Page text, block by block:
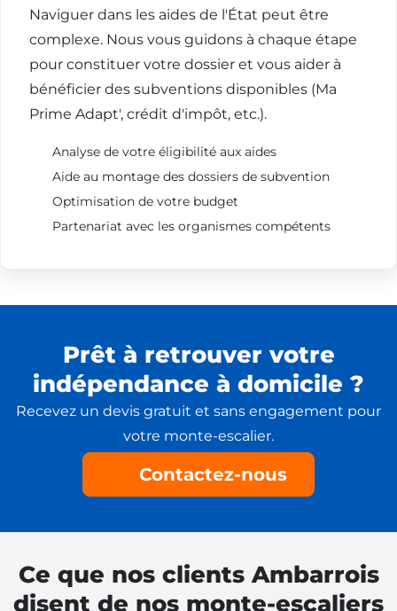
Naviguer dans les aides de l'État peut être
complexe. Nous vous guidons à chaque étape
pour constituer votre dossier et vous aider à
bénéficier des subventions disponibles (Ma
Prime Adapt', crédit d'impôt, etc.).
Analyse de votre éligibilité aux aides
Aide au montage des dossiers de subvention
Optimisation de votre budget
Partenariat avec les organismes compétents
Prêt à retrouver votre
indépendance à domicile ?
Recevez un devis gratuit et sans engagement pour
votre monte-escalier.
Contactez-nous
Ce que nos clients Ambarrois
disent de nos monte-escaliers